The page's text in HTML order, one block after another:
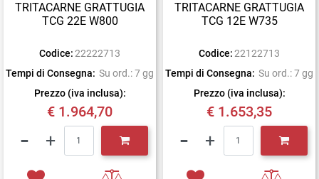
TRITACARNE GRATTUGIA
TCG 22E W800
Codice: 22222713
Tempi di Consegna: Su ord.: 7 gg
Prezzo (iva inclusa):
€ 1.964,70
TRITACARNE GRATTUGIA
TCG 12E W735
Codice: 22122713
Tempi di Consegna: Su ord.: 7 gg
Prezzo (iva inclusa):
€ 1.653,35